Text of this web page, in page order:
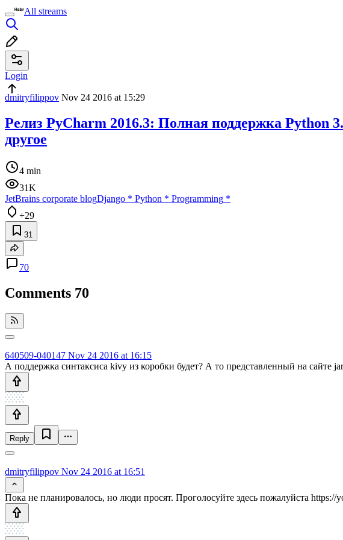
All streams
Login
dmitryfilippov Nov 24 2016 at 15:29
Релиз PyCharm 2016.3: Полная поддержка Python
другое
4 min
31K
JetBrains corporate blogDjango * Python * Programming *
+29
31
70
Comments 70
640509-040147 Nov 24 2016 at 16:15
А поддержка синтаксиса kivy из коробки будет? А то представленный на сайте
Reply
dmitryfilippov Nov 24 2016 at 16:51
Пока не планировалось, но люди просят. Проголосуйте здесь пожалуйста https://